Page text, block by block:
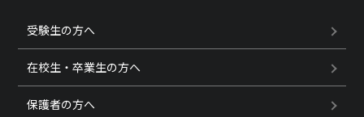
受験生の方へ
在校生・卒業生の方へ
保護者の方へ